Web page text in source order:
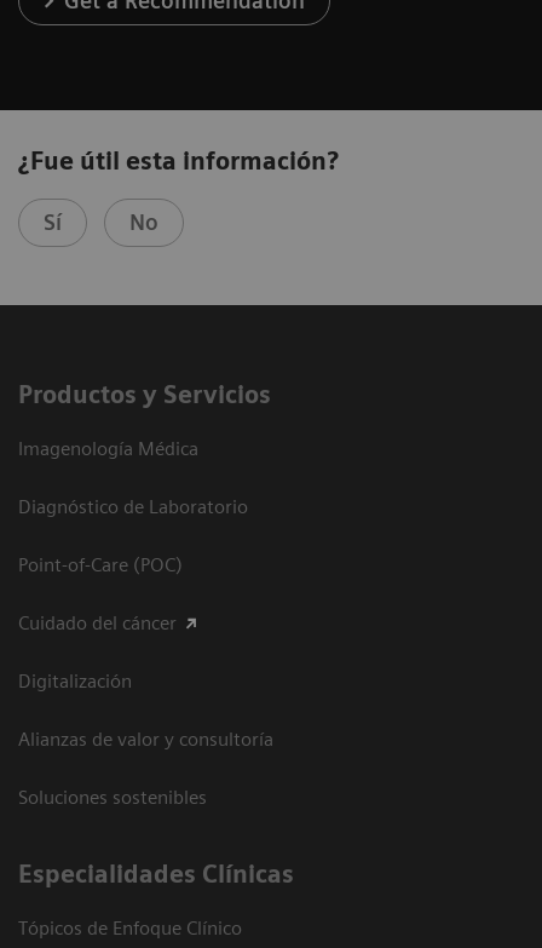
¿Fue útil esta información?
Sí No
Productos y Servicios
Imagenología Médica
Diagnóstico de Laboratorio
Point-of-Care (POC)
Cuidado del cáncer
Digitalización
Alianzas de valor y consultoría
Soluciones sostenibles
Especialidades Clínicas
Tópicos de Enfoque Clínico